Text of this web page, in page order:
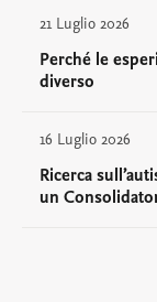
21 Luglio 2026
Perché le
diverso
16 Luglio 2026
Ricerca
un